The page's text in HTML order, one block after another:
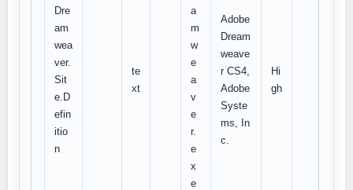
Dre
am
wea
ver.
Sit
e.D
efin
itio
n
te
xt
a
m
w
e
a
v
e
r.
e
x
e
Adobe
Dream
weave
r CS4,
Adobe
Syste
ms, In
c.
Hi
gh